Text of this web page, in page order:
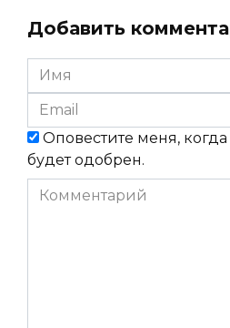
Добавить
Имя
*
Email
*
Оповестите меня,
будет одобрен.
Комментарий